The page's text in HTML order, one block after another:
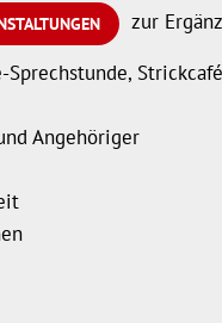
zur
Angehöriger